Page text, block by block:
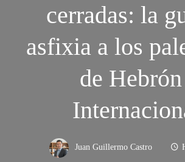
cerradas: la
asfixia a los
de Hebrón
Juan Guillermo Castro